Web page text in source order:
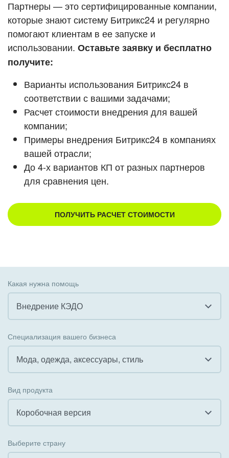
ВХОД
ВХОД
Смотреть видеокейсы
Партнеры — это сертифицированные компании,
которые знают систему Битрикс24 и регулярно
помогают клиентам в ее запуске и
использовании. Оставьте заявку и бесплатно
получите:
Варианты использования Битрикс24 в
соответствии с вашими задачами;
Расчет стоимости внедрения для вашей
компании;
Примеры внедрения Битрикс24 в компаниях
вашей отрасли;
До 4-х вариантов КП от разных партнеров
для сравнения цен.
ПОЛУЧИТЬ РАСЧЕТ СТОИМОСТИ
Какая нужна помощь
Внедрение КЭДО
Внедрение КЭДО
Интеграция с 1С
Организация задач и проектов
Внедрение Бизнес-процессов
Специализация вашего бизнеса
Мода, одежда, аксессуары, стиль
Государственные организации
Коммунальные услуги, ЖКХ
Вид продукта
Коробочная версия
Выберите страну